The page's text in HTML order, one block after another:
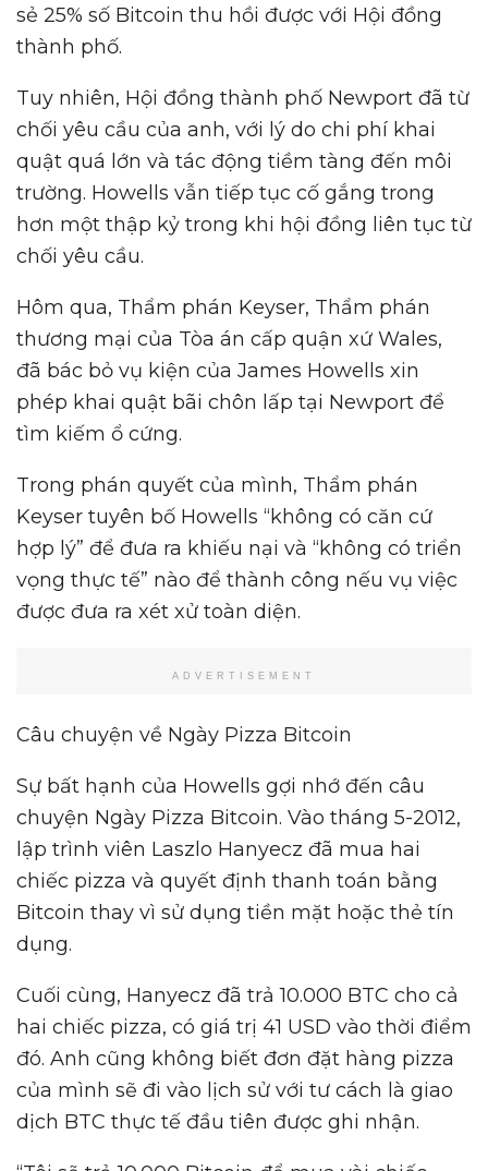
sẻ 25% số Bitcoin thu hồi được với Hội đồng
thành phố.
Tuy nhiên, Hội đồng thành phố Newport đã từ
chối yêu cầu của anh, với lý do chi phí khai
quật quá lớn và tác động tiềm tàng đến môi
trường. Howells vẫn tiếp tục cố gắng trong
hơn một thập kỷ trong khi hội đồng liên tục từ
chối yêu cầu.
Hôm qua, Thẩm phán Keyser, Thẩm phán
thương mại của Tòa án cấp quận xứ Wales,
đã bác bỏ vụ kiện của James Howells xin
phép khai quật bãi chôn lấp tại Newport để
tìm kiếm ổ cứng.
Trong phán quyết của mình, Thẩm phán
Keyser tuyên bố Howells “không có căn cứ
hợp lý” để đưa ra khiếu nại và “không có triển
vọng thực tế” nào để thành công nếu vụ việc
được đưa ra xét xử toàn diện.
ADVERTISEMENT
Câu chuyện về Ngày Pizza Bitcoin
Sự bất hạnh của Howells gợi nhớ đến câu
chuyện Ngày Pizza Bitcoin. Vào tháng 5-2012,
lập trình viên Laszlo Hanyecz đã mua hai
chiếc pizza và quyết định thanh toán bằng
Bitcoin thay vì sử dụng tiền mặt hoặc thẻ tín
dụng.
Cuối cùng, Hanyecz đã trả 10.000 BTC cho cả
hai chiếc pizza, có giá trị 41 USD vào thời điểm
đó. Anh cũng không biết đơn đặt hàng pizza
của mình sẽ đi vào lịch sử với tư cách là giao
dịch BTC thực tế đầu tiên được ghi nhận.